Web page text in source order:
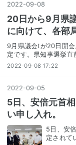
2022-09-08
20日から9月県
に向けて、各部
9月県議会tが20日開
定です。県知事選挙
2022-09-08 17:22
2022-09-05
5日、安倍元首
い申し入れ。
5日、安
定されて